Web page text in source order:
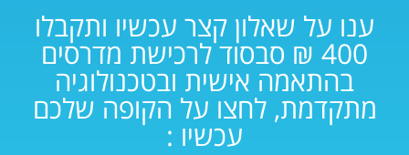
ענו על שאלון קצר עכשיו ותקבלו
400 ₪ סבסוד לרכישת מדרסים
בהתאמה אישית ובטכנולוגיה
מתקדמת, לחצו על הקופה שלכם
עכשיו :